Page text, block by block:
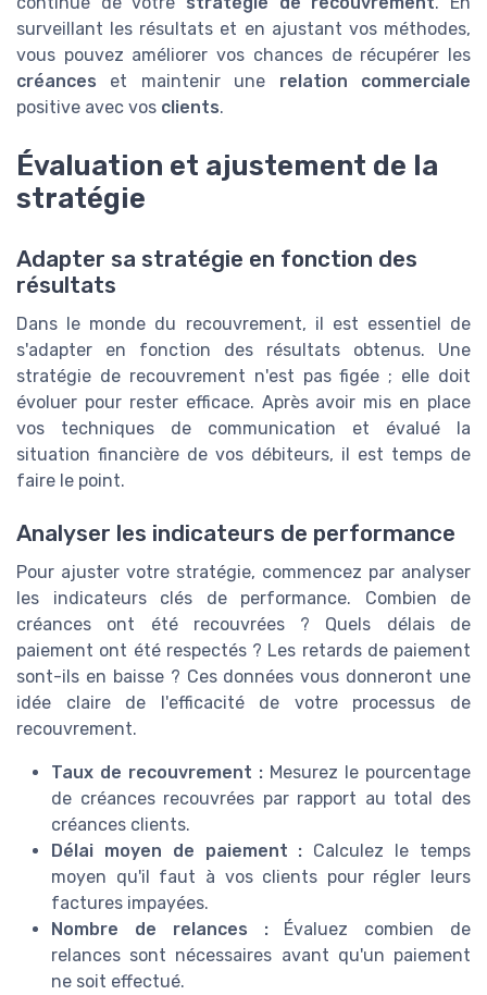
surveillant les résultats et en ajustant vos méthodes,
vous pouvez améliorer vos chances de récupérer les
créances et maintenir une relation commerciale
positive avec vos clients.
Évaluation et ajustement de la
stratégie
Adapter sa stratégie en fonction des
résultats
Dans le monde du recouvrement, il est essentiel de
s'adapter en fonction des résultats obtenus. Une
stratégie de recouvrement n'est pas figée ; elle doit
évoluer pour rester efficace. Après avoir mis en place
vos techniques de communication et évalué la
situation financière de vos débiteurs, il est temps de
faire le point.
Analyser les indicateurs de performance
Pour ajuster votre stratégie, commencez par analyser
les indicateurs clés de performance. Combien de
créances ont été recouvrées ? Quels délais de
paiement ont été respectés ? Les retards de paiement
sont-ils en baisse ? Ces données vous donneront une
idée claire de l'efficacité de votre processus de
recouvrement.
Taux de recouvrement : Mesurez le pourcentage
de créances recouvrées par rapport au total des
créances clients.
Délai moyen de paiement : Calculez le temps
moyen qu'il faut à vos clients pour régler leurs
factures impayées.
Nombre de relances :Évaluez combien de
relances sont nécessaires avant qu'un paiement
ne soit effectué.